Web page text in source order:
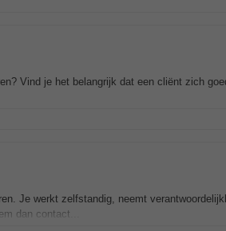
Vind je het belangrijk dat een cliënt zich
Je werkt zelfstandig, neemt
dan contact...